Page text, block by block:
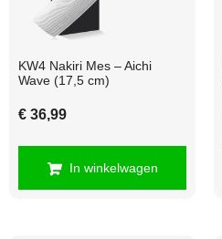
KW4 Nakiri Mes – Aichi
Wave (17,5 cm)
€ 36,99
In winkelwagen